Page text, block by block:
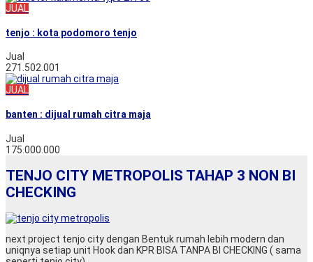
JUAL
tenjo : kota podomoro tenjo
Jual
271.502.001
JUAL
banten : dijual rumah citra maja
Jual
175.000.000
TENJO CITY METROPOLIS TAHAP 3 NON BI
CHECKING
next project tenjo city dengan Bentuk rumah lebih modern dan
uniqnya setiap unit Hook dan KPR BISA TANPA BI CHECKING ( sama